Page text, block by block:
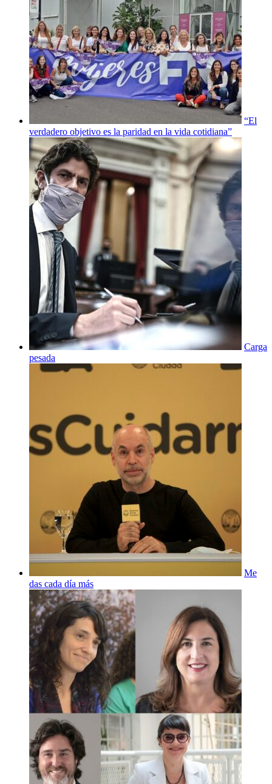
“El
verdadero objetivo es la paridad en la vida cotidiana”
Carga
pesada
Me
das cada día más